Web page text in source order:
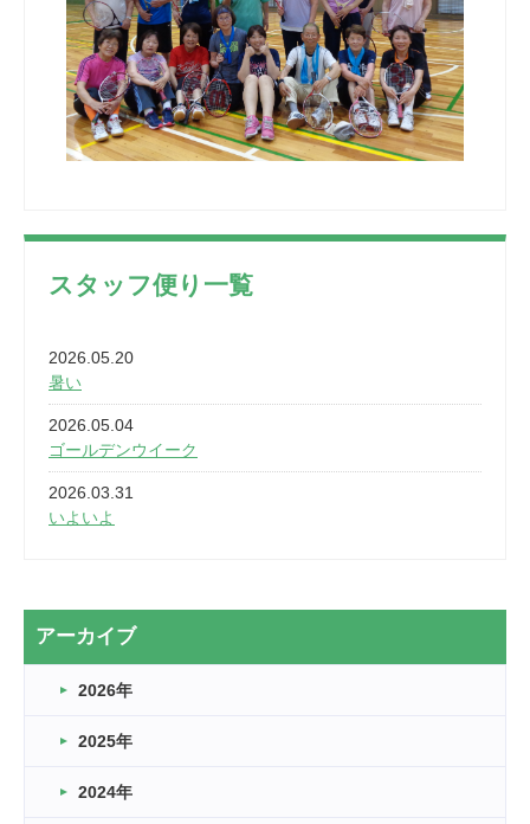
スタッフ便り一覧
2026.05.20
暑い
2026.05.04
ゴールデンウイーク
2026.03.31
いよいよ
2026.03.20
なぎなた
2026.03.16
車いすバスケとRくんのお話
アーカイブ
2026年
2025年
2024年